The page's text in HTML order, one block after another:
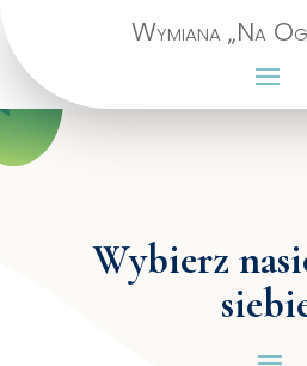
Wymiana „Na
Wybierz